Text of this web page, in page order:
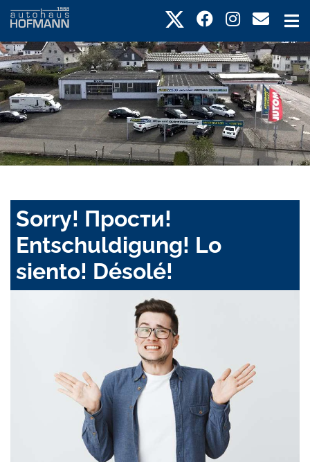
Sorry! Прости!
Entschuldigung! Lo
siento! Désolé!